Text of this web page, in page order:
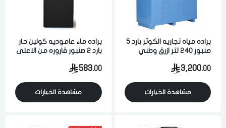
براده مياه تجاريه الكوثر بارد 5
صنبور 240 لتر ازرق وطني
3,200.00
مشاهدة الخيارات
براده ماء عاموديه كولين حار
بارد 2 صنبور قاروره من الاعلى
583.00
مشاهدة الخيارات